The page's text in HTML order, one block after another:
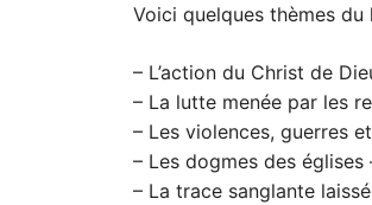
Voici quelques thèmes du
– L’action du Christ de
– La lutte menée par les
– Les violences, guerres
– Les dogmes des
– La trace sanglante